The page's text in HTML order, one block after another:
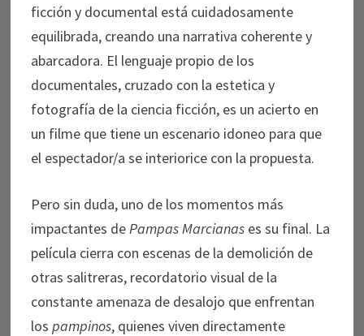
ficción y documental está cuidadosamente
equilibrada, creando una narrativa coherente y
abarcadora. El lenguaje propio de los
documentales, cruzado con la estetica y
fotografía de la ciencia ficción, es un acierto en
un filme que tiene un escenario idoneo para que
el espectador/a se interiorice con la propuesta.
Pero sin duda, uno de los momentos más
impactantes dePampas Marcianases su final. La
película cierra con escenas de la demolición de
otras salitreras, recordatorio visual de la
constante amenaza de desalojo que enfrentan
los pampinos, quienes viven directamente